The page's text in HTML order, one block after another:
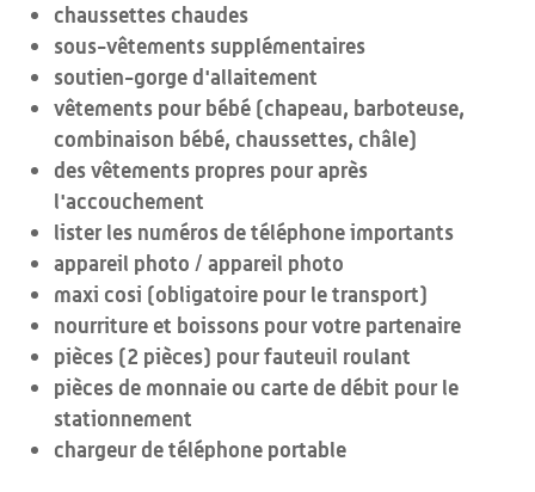
chaussettes chaudes
sous-vêtements supplémentaires
soutien-gorge d'allaitement
vêtements pour bébé (chapeau, barboteuse,
combinaison bébé, chaussettes, châle)
des vêtements propres pour après
l'accouchement
lister les numéros de téléphone importants
appareil photo / appareil photo
maxi cosi (obligatoire pour le transport)
nourriture et boissons pour votre partenaire
pièces (2 pièces) pour fauteuil roulant
pièces de monnaie ou carte de débit pour le
stationnement
chargeur de téléphone portable